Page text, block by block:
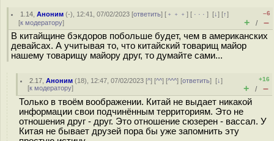
1.14 ,Аноним (-), 12:41, 07/02/2023 [ответить] [ ﹢﹢﹢] [ · · ·][↓] [↑]
[к модератору]
–6
+ / –
В китайщине бэкдоров побольше будет, чем в американских
девайсах. А учитывая то, что китайский товарищ майор
нашему товарищу майору друг, то думайте сами...
2.17 ,Аноним (18), 12:47, 07/02/2023 [^] [^^] [^^^] [ответить][↓]
[к модератору]
+16
+ / –
Только в твоём воображении. Китай не выдает никакой
информации свои подчинённым территориям. Это не
отношения друг - друг. Это отношение сюзерен - вассал. У
Китая не бывает друзей пора бы уже запомнить эту